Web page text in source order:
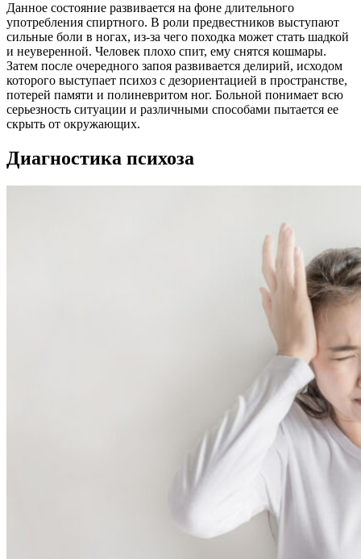
Данное состояние развивается на фоне длительного
употребления спиртного. В роли предвестников выступают
сильные боли в ногах, из-за чего походка может стать шадкой
и неуверенной. Человек плохо спит, ему снятся кошмары.
Затем после очередного запоя развивается делирий, исходом
которого выступает психоз с дезориентацией в пространстве,
потерей памяти и полиневритом ног. Больной понимает всю
серьезность ситуации и различными способами пытается ее
скрыть от окружающих.
Диагностика психоза